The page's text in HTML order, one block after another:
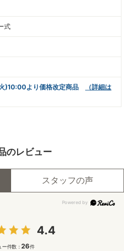
式
)10:00より価格改定商品
（詳細は
のレビュー
スタッフの声
4.4
ー件数：26件